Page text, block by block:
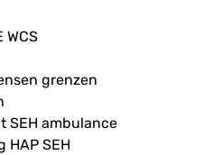
WCS
grenzen
SEH ambulance
HAP SEH